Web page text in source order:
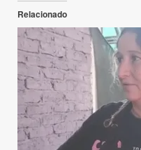
Relacionado